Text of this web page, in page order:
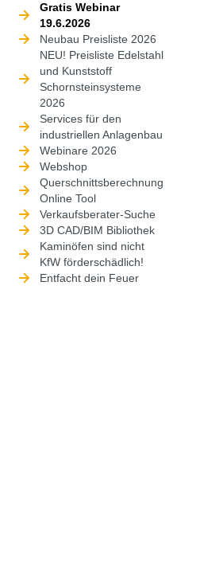
Gratis Webinar
19.6.2026
Neubau Preisliste 2026
NEU! Preisliste Edelstahl
und Kunststoff
Schornsteinsysteme
2026
Services für den
industriellen Anlagenbau
Webinare 2026
Webshop
Querschnittsberechnung
Online Tool
Verkaufsberater-Suche
3D CAD/BIM Bibliothek
Kaminöfen sind nicht
KfW förderschädlich!
Entfacht dein Feuer